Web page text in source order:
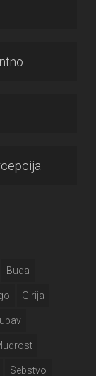
Buda
Girija
Sebstvo